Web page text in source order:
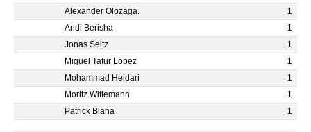
Alexander Olozaga.
1
Andi Berisha
1
Jonas Seitz
1
Miguel Tafur Lopez
1
Mohammad Heidari
1
Moritz Wittemann
1
Patrick Blaha
1